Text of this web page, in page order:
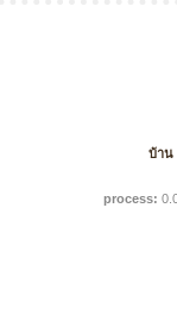
บ้าน
process: